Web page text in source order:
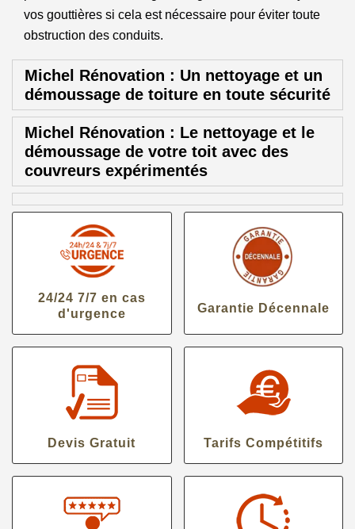
vos gouttières si cela est nécessaire pour éviter toute
obstruction des conduits.
Michel Rénovation : Un nettoyage et un
démoussage de toiture en toute sécurité
Michel Rénovation : Le nettoyage et le
démoussage de votre toit avec des
couvreurs expérimentés
24/24 7/7 en cas
d'urgence
Garantie Décennale
Devis Gratuit Tarifs Compétitifs